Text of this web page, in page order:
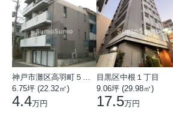
6.75坪 (22.32㎡)
4.4万円
目黒区中根１丁目
9.06坪 (29.98㎡)
17.5万円